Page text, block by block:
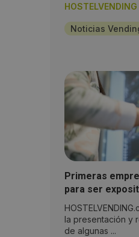
HOSTELVENDING
Noticias
Primeras
para ser
Vendibérica 2011
la presentación y
de algunas ...